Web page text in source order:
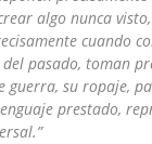
algo nunca
cuando
pasado, toman
guerra, su ropaje,
prestado,